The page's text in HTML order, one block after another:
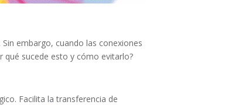
embargo, cuando las conexiones
sucede esto y cómo evitarlo?
Facilita la transferencia de